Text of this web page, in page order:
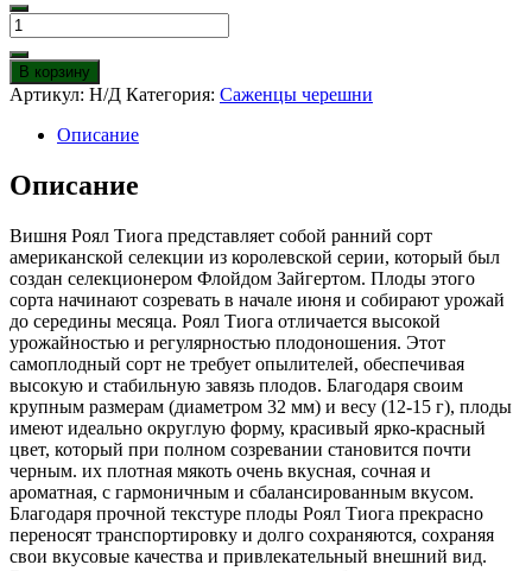
Количество
товара
Черешня
Роял
Тиога
В корзину
Артикул: Н/Д Категория: Саженцы черешни
Описание
Описание
Вишня Роял Тиога представляет собой ранний сорт
американской селекции из королевской серии, который был
создан селекционером Флойдом Зайгертом. Плоды этого
сорта начинают созревать в начале июня и собирают урожай
до середины месяца. Роял Тиога отличается высокой
урожайностью и регулярностью плодоношения. Этот
самоплодный сорт не требует опылителей, обеспечивая
высокую и стабильную завязь плодов. Благодаря своим
крупным размерам (диаметром 32 мм) и весу (12-15 г), плоды
имеют идеально округлую форму, красивый ярко-красный
цвет, который при полном созревании становится почти
черным. их плотная мякоть очень вкусная, сочная и
ароматная, с гармоничным и сбалансированным вкусом.
Благодаря прочной текстуре плоды Роял Тиога прекрасно
переносят транспортировку и долго сохраняются, сохраняя
свои вкусовые качества и привлекательный внешний вид.